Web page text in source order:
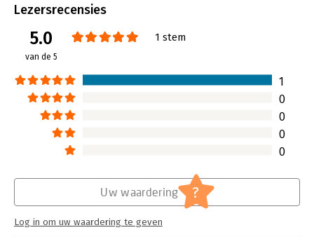
om het best mogelijke denken in de organisatie waar te maken.
tot deze manier van met elkaar in gesprek zijn. Een manier die
sprankelend en generatief denken. Hierdoor verbetert de
kwaliteit van genomen beslissingen en ontstaat er ruimte voor
het creëren van effectieve actie.
'Luisteren naar de vulkaan' geeft op een heerlijke manier zicht
op het belang om te investeren in betekenisvolle
communicatie voordat de 'Vesuvius' in onze werkomgeving
'Deze fabel helpt ons allemaal om ons meer bewust te zijn van
het belang dat de dialoog kan hebben om ons leven in te
richten, in onze families, in onze organisaties, in onze
Bindwijze:
Uitgever:
Stichting Duurzaam Leren
Hoofdrubriek: Persoonlijke effectiviteit
Lezersrecensies
5.0
van de 5
1 stem
1
0
0
0
0
Uw waardering ?
Log in om uw waardering te geven